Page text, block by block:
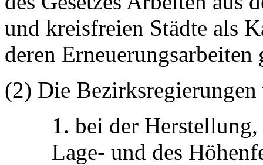
und kreisfreien Städte als
deren Erneuerungsarbeiten
(2) Die
1. bei der
Lage- und des